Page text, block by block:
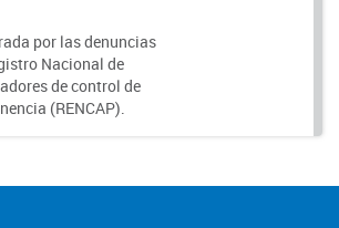
por las denuncias
Nacional de
de control de
(RENCAP).